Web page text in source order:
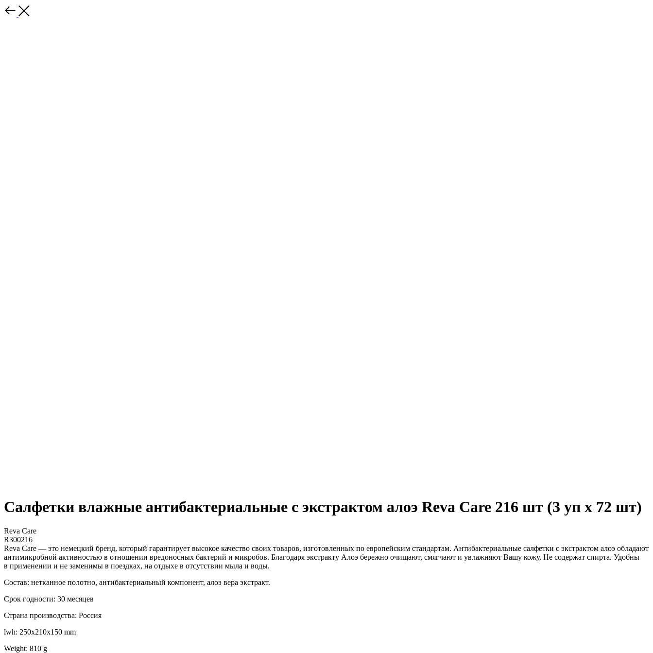
Салфетки влажные антибактериальные с экстрактом алоэ Reva Care 216 шт (3 уп х 72 шт)
Reva Care
R300216
Reva Сare — это немецкий бренд, который гарантирует высокое качество своих товаров, изготовленных по европейским стандартам. Антибактериальные салфетки с экстрактом алоэ обладают
антимикробной активностью в отношении вредоносных бактерий и микробов. Благодаря экстракту Алоэ бережно очищают, смягчают и увлажняют Вашу кожу. Не содержат спирта. Удобны
в применении и не заменимы в поездках, на отдыхе в отсутствии мыла и воды.
Состав: нетканное полотно, антибактериальный компонент, алоэ вера экстракт.
Срок годности: 30 месяцев
Страна производства: Россия
lwh: 250x210x150 mm
Weight: 810 g